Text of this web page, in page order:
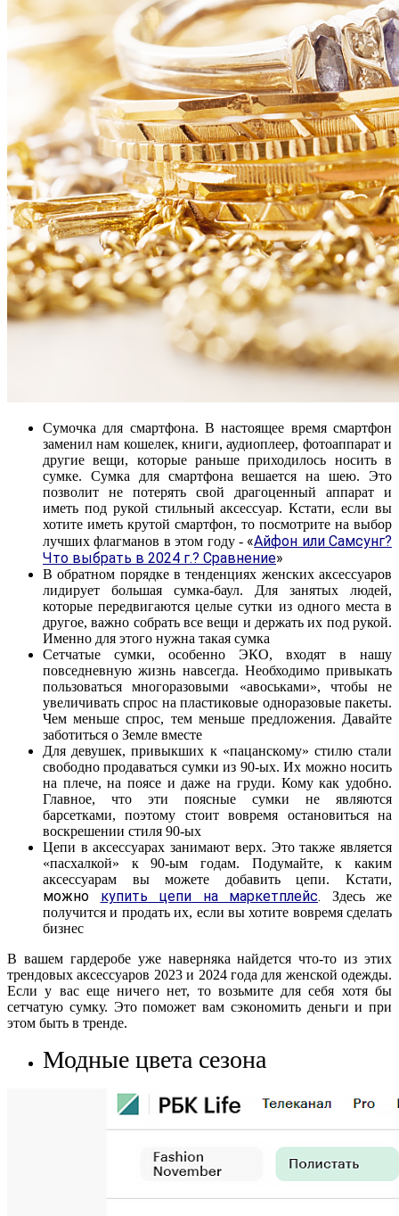
Сумочка для смартфона. В настоящее время смартфон
заменил нам кошелек, книги, аудиоплеер, фотоаппарат и
другие вещи, которые раньше приходилось носить в
сумке. Сумка для смартфона вешается на шею. Это
позволит не потерять свой драгоценный аппарат и
иметь под рукой стильный аксессуар. Кстати, если вы
хотите иметь крутой смартфон, то посмотрите на выбор
лучших флагманов в этом году -«Айфон или Самсунг?
Что выбрать в 2024 г.? Сравнение»
В обратном порядке в тенденциях женских аксессуаров
лидирует большая сумка-баул. Для занятых людей,
которые передвигаются целые сутки из одного места в
другое, важно собрать все вещи и держать их под рукой.
Именно для этого нужна такая сумка
Сетчатые сумки, особенно ЭКО, входят в нашу
повседневную жизнь навсегда. Необходимо привыкать
пользоваться многоразовыми «авоськами», чтобы не
увеличивать спрос на пластиковые одноразовые пакеты.
Чем меньше спрос, тем меньше предложения. Давайте
заботиться о Земле вместе
Для девушек, привыкших к «пацанскому» стилю стали
свободно продаваться сумки из 90-ых. Их можно носить
на плече, на поясе и даже на груди. Кому как удобно.
Главное, что эти поясные сумки не являются
барсетками, поэтому стоит вовремя остановиться на
воскрешении стиля 90-ых
Цепи в аксессуарах занимают верх. Это также является
«пасхалкой» к 90-ым годам. Подумайте, к каким
аксессуарам вы можете добавить цепи. Кстати,
можно купить цепи на маркетплейс. Здесь же
получится и продать их, если вы хотите вовремя сделать
бизнес
В вашем гардеробе уже наверняка найдется что-то из этих
трендовых аксессуаров 2023 и 2024 года для женской одежды.
Если у вас еще ничего нет, то возьмите для себя хотя бы
сетчатую сумку. Это поможет вам сэкономить деньги и при
этом быть в тренде.
Модные цвета сезона